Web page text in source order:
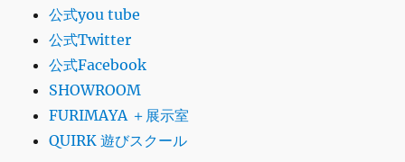
公式you tube
公式Twitter
公式Facebook
SHOWROOM
FURIMAYA ＋展示室
QUIRK 遊びスクール